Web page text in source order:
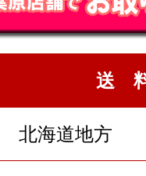
送
北海道地方